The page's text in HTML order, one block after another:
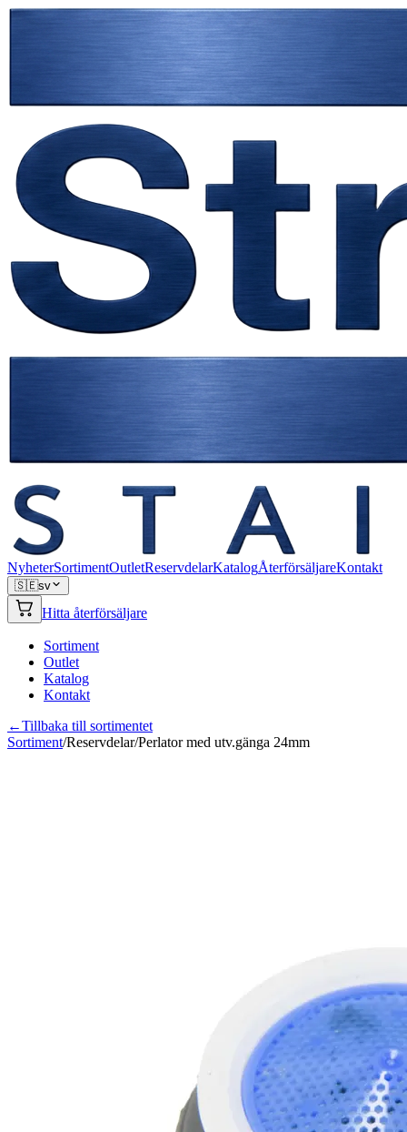
NyheterSortimentOutletReservdelarKatalogÅterförsäljareKontakt
🇸🇪sv
Hitta återförsäljare
Sortiment
Outlet
Katalog
Kontakt
←Tillbaka till sortimentet
Sortiment/Reservdelar/Perlator med utv.gänga 24mm